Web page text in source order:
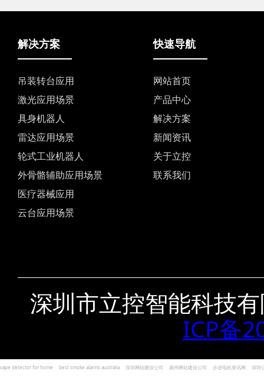
解决方案
吊装转台应用
激光应用场景
具身机器人
雷达应用场景
轮式工业机器人
外骨骼辅助应用场景
医疗器械应用
云台应用场景
快速导航
网站首页
产品中心
解决方案
新闻资讯
关于立控
联系我们
深圳市立控智能科技
ICP备
vape detector for home best smoke alarms australia 深圳网站建设公司 惠州网站建设公司 步进电机资讯网 深圳